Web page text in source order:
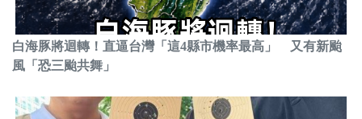
白海豚將迴轉！直逼台灣「這4縣市機率最高」 又有新颱
風「恐三颱共舞」